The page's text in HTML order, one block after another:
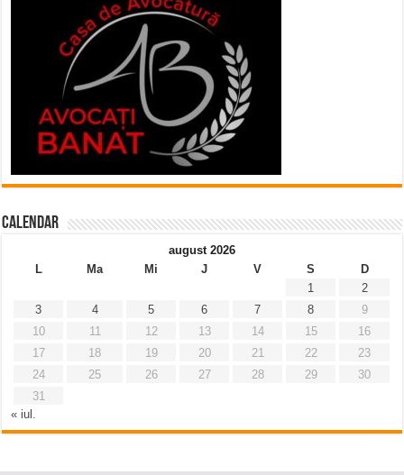
Calendar
august 2026
L
Ma Mi J V S
D
1
2
3
4 5 6 7 8
9
10
11 12 13 14 15
16
17
18 19 20 21 22
23
24
25 26 27 28 29
30
31
« iul.